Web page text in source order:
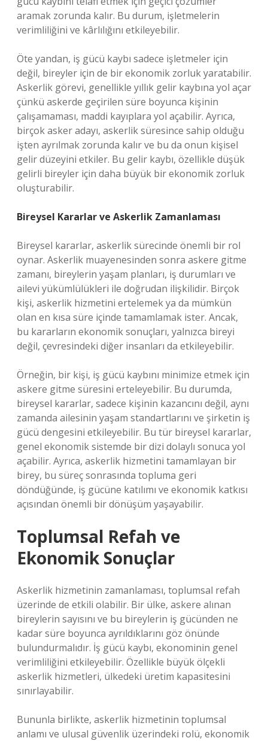
aramak zorunda kalır. Bu durum, işletmelerin
verimliliğini ve kârlılığını etkileyebilir.
Öte yandan, iş gücü kaybı sadece işletmeler için
değil, bireyler için de bir ekonomik zorluk yaratabilir.
Askerlik görevi, genellikle yıllık gelir kaybına yol açar
çünkü askerde geçirilen süre boyunca kişinin
çalışamaması, maddi kayıplara yol açabilir. Ayrıca,
birçok asker adayı, askerlik süresince sahip olduğu
işten ayrılmak zorunda kalır ve bu da onun kişisel
gelir düzeyini etkiler. Bu gelir kaybı, özellikle düşük
gelirli bireyler için daha büyük bir ekonomik zorluk
oluşturabilir.
Bireysel Kararlar ve Askerlik Zamanlaması
Bireysel kararlar, askerlik sürecinde önemli bir rol
oynar. Askerlik muayenesinden sonra askere gitme
zamanı, bireylerin yaşam planları, iş durumları ve
ailevi yükümlülükleri ile doğrudan ilişkilidir. Birçok
kişi, askerlik hizmetini ertelemek ya da mümkün
olan en kısa süre içinde tamamlamak ister. Ancak,
bu kararların ekonomik sonuçları, yalnızca bireyi
değil, çevresindeki diğer insanları da etkileyebilir.
Örneğin, bir kişi, iş gücü kaybını minimize etmek için
askere gitme süresini erteleyebilir. Bu durumda,
bireysel kararlar, sadece kişinin kazancını değil, aynı
zamanda ailesinin yaşam standartlarını ve şirketin iş
gücü dengesini etkileyebilir. Bu tür bireysel kararlar,
genel ekonomik sistemde bir dizi dolaylı sonuca yol
açabilir. Ayrıca, askerlik hizmetini tamamlayan bir
birey, bu süreç sonrasında topluma geri
döndüğünde, iş gücüne katılımı ve ekonomik katkısı
açısından önemli bir dönüşüm yaşayabilir.
Toplumsal Refah ve
Ekonomik Sonuçlar
Askerlik hizmetinin zamanlaması, toplumsal refah
üzerinde de etkili olabilir. Bir ülke, askere alınan
bireylerin sayısını ve bu bireylerin iş gücünden ne
kadar süre boyunca ayrıldıklarını göz önünde
bulundurmalıdır. İş gücü kaybı, ekonominin genel
verimliliğini etkileyebilir. Özellikle büyük ölçekli
askerlik hizmetleri, ülkedeki üretim kapasitesini
sınırlayabilir.
Bununla birlikte, askerlik hizmetinin toplumsal
anlamı ve ulusal güvenlik üzerindeki rolü, ekonomik